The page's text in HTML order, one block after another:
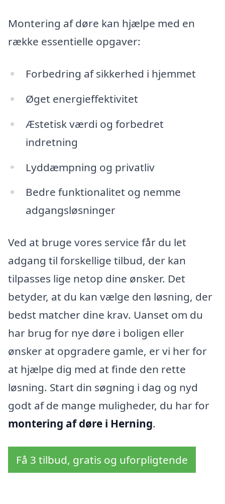
Montering af døre kan hjælpe med en
række essentielle opgaver:
Forbedring af sikkerhed i hjemmet
Øget energieffektivitet
Æstetisk værdi og forbedret
indretning
Lyddæmpning og privatliv
Bedre funktionalitet og nemme
adgangsløsninger
Ved at bruge vores service får du let
adgang til forskellige tilbud, der kan
tilpasses lige netop dine ønsker. Det
betyder, at du kan vælge den løsning, der
bedst matcher dine krav. Uanset om du
har brug for nye døre i boligen eller
ønsker at opgradere gamle, er vi her for
at hjælpe dig med at finde den rette
løsning. Start din søgning i dag og nyd
godt af de mange muligheder, du har for
montering af døre i Herning.
Få 3 tilbud, gratis og uforpligtende